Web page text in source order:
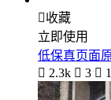
收藏
立即使用
低保真页面
 2.3k  3  1